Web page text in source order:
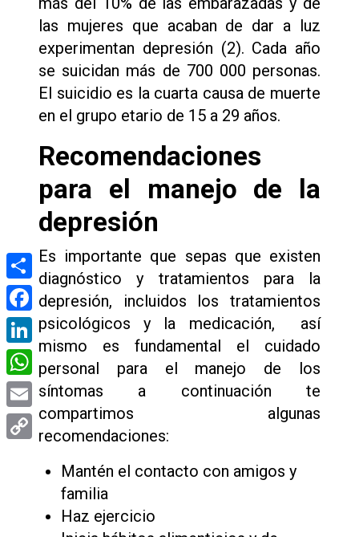
las mujeres que acaban de dar a luz
experimentan depresión (2). Cada año
se suicidan más de 700 000 personas.
El suicidio es la cuarta causa de muerte
en el grupo etario de 15 a 29 años.
Recomendaciones
para el manejo de la
depresión
Es importante que sepas que existen
diagnóstico y tratamientos para la
depresión, incluidos los tratamientos
psicológicos y la medicación, así
mismo es fundamental el cuidado
personal para el manejo de los
síntomas a continuación te
compartimos algunas
recomendaciones:
Mantén el contacto con amigos y
familia
Haz ejercicio
Compartir
Facebook
LinkedIn
WhatsApp
Email